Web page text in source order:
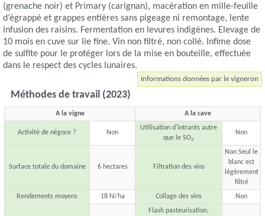
(grenache noir) et Primary (carignan), macération en mille-feuille
d’égrappé et grappes entières sans pigeage ni remontage, lente
infusion des raisins. Fermentation en levures indigènes. Elevage de
10 mois en cuve sur lie fine. Vin non filtré, non collé. Infime dose
de sulfite pour le protéger lors de la mise en bouteille, effectuée
dans le respect des cycles lunaires.
Informations données par le vigneron
Méthodes de travail (2023)
A la vigne A la cave
Activité de négoce ? Non
Utilisation d'intrants autre
que le SO2
Non
Surface totale du domaine 6 hectares Filtration des vins
Non Seul le
blanc est
légèrement
filtré
Rendements moyens
18 hl/ha Collage des vins Non
Flash pasteurisation,